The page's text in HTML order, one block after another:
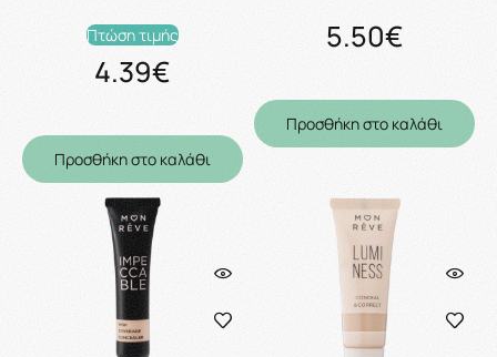
Πτώση τιμής
4.39€
Προσθήκη στο καλάθι
5.50€
Προσθήκη στο καλάθι